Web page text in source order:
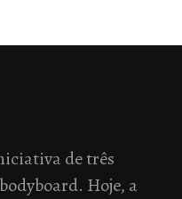
de três
Hoje, a